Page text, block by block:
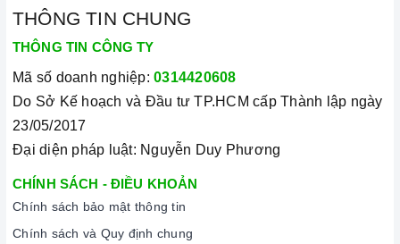
THÔNG TIN CHUNG
THÔNG TIN CÔNG TY
Mã số doanh nghiệp: 0314420608
Do Sở Kế hoạch và Đầu tư TP.HCM cấp Thành lập ngày
23/05/2017
Đại diện pháp luật: Nguyễn Duy Phương
CHÍNH SÁCH - ĐIỀU KHOẢN
Chính sách bảo mật thông tin
Chính sách và Quy định chung